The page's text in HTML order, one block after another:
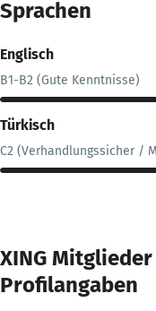
Sprachen
Englisch
B1-B2 (Gute Kenntnisse)
Türkisch
C2 (Verhandlungssicher /
XING
Profilangaben